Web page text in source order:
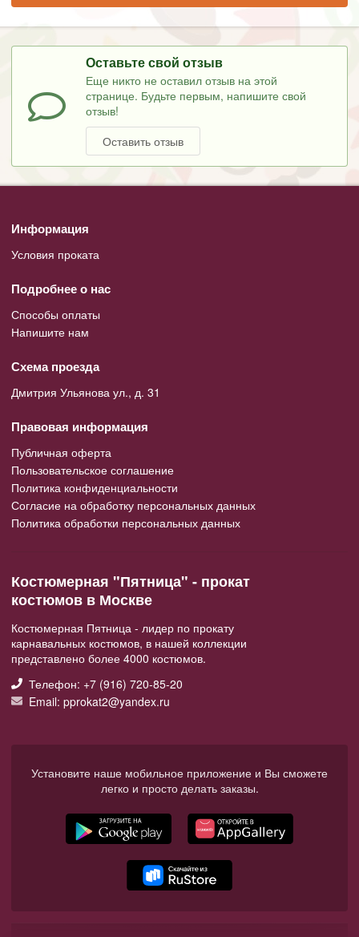
Оставьте свой отзыв
Еще никто не оставил отзыв на этой
странице. Будьте первым, напишите свой
отзыв!
Оставить отзыв
Информация
Условия проката
Подробнее о нас
Способы оплаты
Напишите нам
Схема проезда
Дмитрия Ульянова ул., д. 31
Правовая информация
Публичная оферта
Пользовательское соглашение
Политика конфиденциальности
Согласие на обработку персональных данных
Политика обработки персональных данных
Костюмерная "Пятница" - прокат
костюмов в Москве
Костюмерная Пятница - лидер по прокату
карнавальных костюмов, в нашей коллекции
представлено более 4000 костюмов.
Телефон: +7 (916) 720-85-20
Email: pprokat2@yandex.ru
Установите наше мобильное приложение и Вы сможете
легко и просто делать заказы.